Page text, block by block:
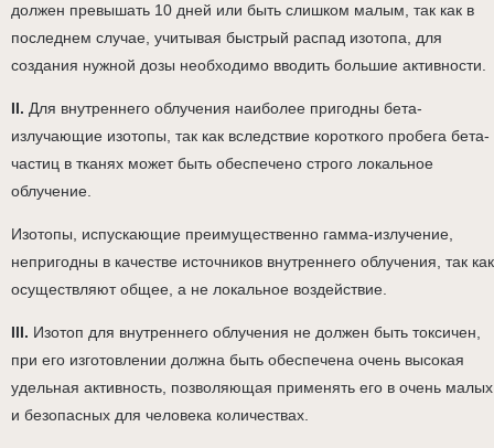
должен превышать 10 дней или быть слишком малым, так как в
последнем случае, учитывая быстрый распад изотопа, для
создания нужной дозы необходимо вводить большие активности.
II. Для внутреннего облучения наиболее пригодны бета-
излучающие изотопы, так как вследствие короткого пробега бета-
частиц в тканях может быть обеспечено строго локальное
облучение.
Изотопы, испускающие преимущественно гамма-излучение,
непригодны в качестве источников внутреннего облучения, так как
осуществляют общее, а не локальное воздействие.
III. Изотоп для внутреннего облучения не должен быть токсичен,
при его изготовлении должна быть обеспечена очень высокая
удельная активность, позволяющая применять его в очень малых
и безопасных для человека количествах.